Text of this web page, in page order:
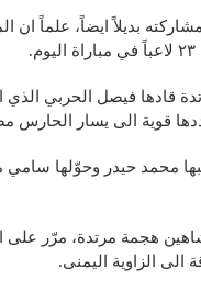
بديلاً ايضاً، علماً ان
في الدقيقة ١٤ اثر هجمة مرتدة قادها فيصل
قوية الى يسار
٧٥ اثر ركلة ركنية لعبها محمد حيدر
هجمة مرتدة، مرّر على
الى الزاوية اليمنى.